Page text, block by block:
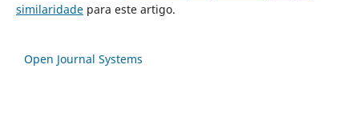
similaridadepara este artigo.
Open Journal Systems